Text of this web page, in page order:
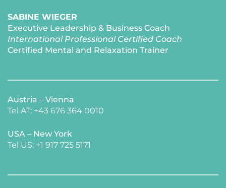
SABINE WIEGER
Executive Leadership & Business Coach
International Professional Certified Coach
Certified Mental and Relaxation Trainer
Austria – Vienna
Tel AT: +43 676 364 0010
USA – New York
​Tel US: +1 917 725 5171